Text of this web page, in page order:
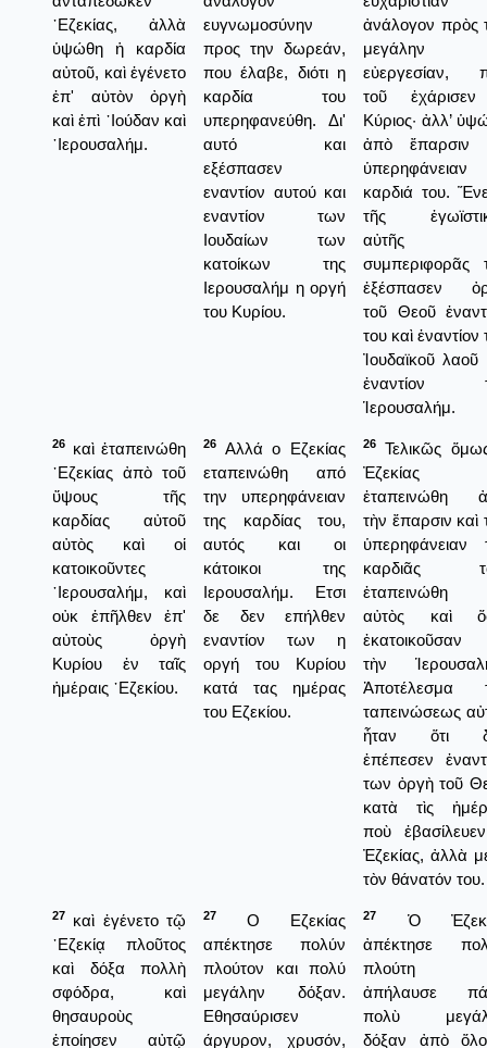
᾿Εζεκίας, ἀλλὰ
ὑψώθη ἡ καρδία
αὐτοῦ, καὶ ἐγένετο
ἐπ' αὐτὸν ὀργὴ
καὶ ἐπὶ ᾿Ιούδαν καὶ
῾Ιερουσαλήμ.
ευγνωμοσύνην
προς την δωρεάν,
που έλαβε, διότι η
καρδία του
υπερηφανεύθη. Δι'
αυτό και
εξέσπασεν
εναντίον αυτού και
εναντίον των
Ιουδαίων των
κατοίκων της
Ιερουσαλήμ η οργή
του Κυρίου.
ἀνάλογον πρὸς
μεγάλην
εὐεργεσίαν,
τοῦ
Κύριος· ἀλλ’
ἀπὸ ἔπαρσιν
καρδιά του.
τῆς
αὐτῆς
συμπεριφορᾶς
ἐξέσπασεν
τοῦ Θεοῦ
του καὶ ἐναντίον
Ἰουδαϊκοῦ λαοῦ
ἐναντίον
Ἱερουσαλήμ.
26
καὶ ἐταπεινώθη
᾿Εζεκίας ἀπὸ τοῦ
ὕψους τῆς
καρδίας αὐτοῦ
αὐτὸς καὶ οἱ
κατοικοῦντες
῾Ιερουσαλήμ, καὶ
οὐκ ἐπῆλθεν ἐπ'
αὐτοὺς ὀργὴ
Κυρίου ἐν ταῖς
ἡμέραις ᾿Εζεκίου.
26
Αλλά ο Εζεκίας
εταπεινώθη από
την υπερηφάνειαν
της καρδίας του,
αυτός και οι
κάτοικοι της
Ιερουσαλήμ. Ετσι
δε δεν επήλθεν
εναντίον των η
οργή του Κυρίου
κατά τας ημέρας
του Εζεκίου.
26
Τελικῶς
Ἐζεκίας
ἐταπεινώθη
τὴν ἔπαρσιν καὶ
ὑπερηφάνειαν
καρδιᾶς
ἐταπεινώθη
αὐτὸς καὶ
ἐκατοικοῦσαν
τὴν
Ἀποτέλεσμα
ταπεινώσεως
ἦταν ὅτι
ἐπέπεσεν
των ὀργὴ τοῦ
κατὰ τὶς
ποὺ
Ἐζεκίας, ἀλλὰ
τὸν θάνατόν του.
27
καὶ ἐγένετο τῷ
᾿Εζεκίᾳ πλοῦτος
καὶ δόξα πολλὴ
σφόδρα, καὶ
θησαυροὺς
ἐποίησεν αὐτῷ
27
Ο Εζεκίας
απέκτησε πολύν
πλούτον και πολύ
μεγάλην δόξαν.
Εθησαύρισεν
άργυρον, χρυσόν,
27
Ὁ
ἀπέκτησε
πλούτη
ἀπήλαυσε
πολὺ
δόξαν ἀπὸ